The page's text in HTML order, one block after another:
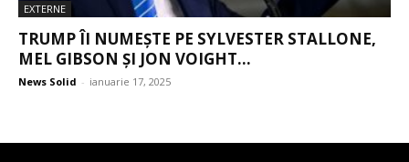
EXTERNE
TRUMP ÎI NUMEŞTE PE SYLVESTER STALLONE,
MEL GIBSON ŞI JON VOIGHT...
News Solid - ianuarie 17, 2025